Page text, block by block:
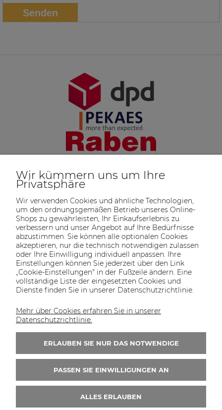
Senden
SOLTECH
SHOP
ANGEBOT INFORMATIONEN
KONTAKT
KONTAKT UNS
16:00 Uhr erreichbar.
+49 30 46690082
Wir kümmern uns um Ihre
Privatsphäre
Wir verwenden Cookies und ähnliche Technologien,
um den ordnungsgemäßen Betrieb unseres Online-
Shops zu gewährleisten, Ihr Einkaufserlebnis zu
verbessern und unser Angebot auf Ihre Bedürfnisse
abzustimmen. Sie können alle optionalen Cookies
akzeptieren, nur die technisch notwendigen zulassen
oder Ihre Einwilligung individuell anpassen. Ihre
Einstellungen können Sie jederzeit über den Link
„Cookie-Einstellungen" in der Fußzeile ändern. Eine
vollständige Liste der eingesetzten Cookies und
Dienste finden Sie in unserer Datenschutzrichtlinie.
Mehr über Cookies erfahren Sie in unserer
Datenschutzrichtlinie.
ERLAUBEN SIE NUR DAS NOTWENDIGE
PASSEN SIE EINWILLIGUNGEN AN
ALLES ERLAUBEN